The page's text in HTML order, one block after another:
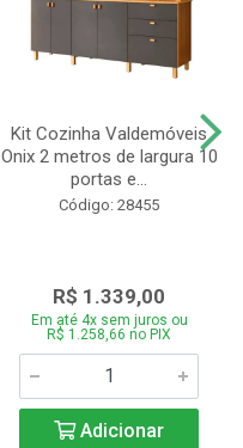
Kit Cozinha Valdemóveis
Onix 2 metros de largura 10
portas e...
Código: 28455
R$ 1.339,00
Em até 4x sem juros ou
R$ 1.258,66 no PIX
Adicionar